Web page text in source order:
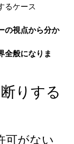
るケース
の視点から分か
全般になりま
りする
可がない